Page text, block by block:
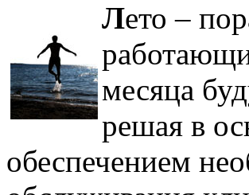
Лето –
месяца
решая в
обеспечением